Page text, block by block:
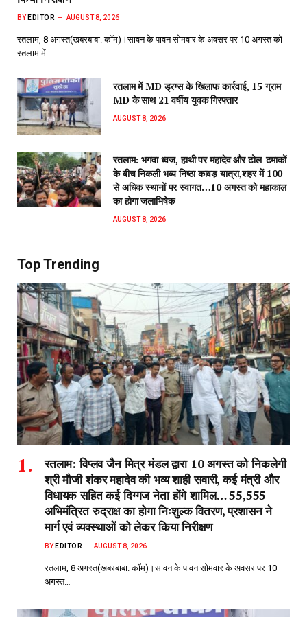
BY EDITOR AUGUST 8, 2026
रतलाम, 8 अगस्त(खबरबाबा. कॉम)।सावन के पावन सोमवार के अवसर पर 10 अगस्त को
रतलाम में…
रतलाम में MD ड्रग्स के खिलाफ कार्रवाई, 15 ग्राम
MD के साथ 21 वर्षीय युवक गिरफ्तार
AUGUST 8, 2026
रतलाम: भगवा ध्वज, हाथी पर महादेव और ढोल-ढमाकों
के बीच निकली भव्य निष्ठा कावड़ यात्रा,शहर में 100
से अधिक स्थानों पर स्वागत…10 अगस्त को महाकाल
का होगा जलाभिषेक
AUGUST 8, 2026
Top Trending
रतलाम: विप्लव जैन मित्र मंडल द्वारा 10 अगस्त को निकलेगी
श्री मौजी शंकर महादेव की भव्य शाही सवारी, कई मंत्री और
विधायक सहित कई दिग्गज नेता होंगे शामिल… 55,555
अभिमंत्रित रुद्राक्ष का होगा निःशुल्क वितरण, प्रशासन ने
मार्ग एवं व्यवस्थाओं को लेकर किया निरीक्षण
BY EDITOR AUGUST 8, 2026
रतलाम, 8 अगस्त(खबरबाबा. कॉम)।सावन के पावन सोमवार के अवसर पर 10
अगस्त…